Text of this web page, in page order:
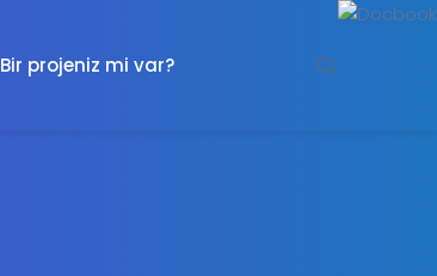
Bir projeniz mi var?